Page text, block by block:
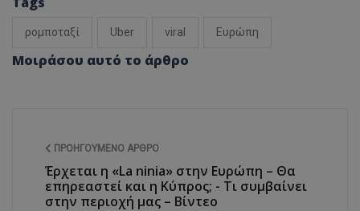
ρομποταξί Uber viral Ευρώπη
Μοιράσου αυτό το άρθρο
ΠΡΟΗΓΟΎΜΕΝΟ ΆΡΘΡΟ
Έρχεται η «La ninia» στην Ευρώπη – Θα
επηρεαστεί και η Κύπρος; - Τι συμβαίνει
στην περιοχή μας – Βίντεο